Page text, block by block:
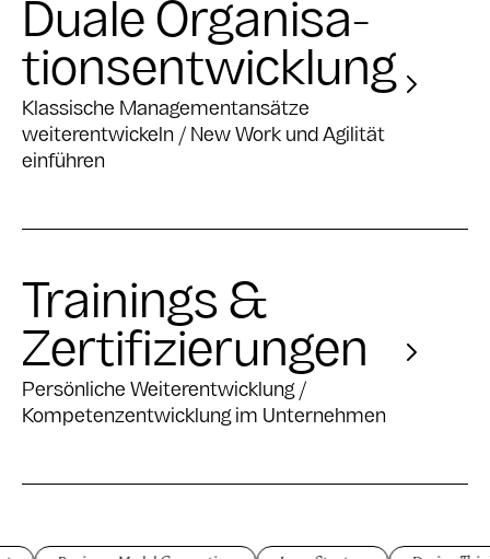
Duale Organisa­
tions­ent­wicklung
Klassische Managementansätze
weiterentwickeln / New Work und Agilität
einführen
Trainings &
Zertifizierungen
Persönliche Weiterentwicklung /
Kompetenzentwicklung im Unternehmen